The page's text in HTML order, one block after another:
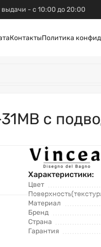
выдачи - с 10:00 до 20:00
КонтактыПолитика
с
Характеристики:
Цвет
Материал
Бренд
Страна
Гарантия